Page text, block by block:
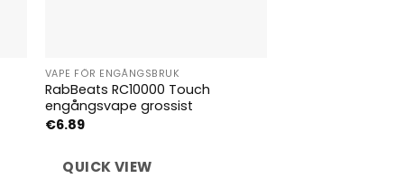
VAPE FÖR ENGÅNGSBRUK
RabBeats RC10000 Touch
engångsvape grossist
€6.89
QUICK VIEW